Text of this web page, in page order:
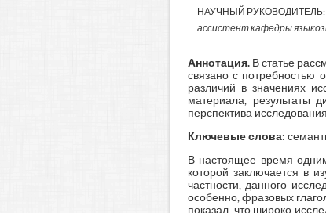
НАУЧНЫЙ РУКОВОДИТЕЛЬ:
ассистент кафедры
Аннотация.В статье
связано с потребностью
различий в значениях
материала, результаты
перспектива исследования.
Ключевые слова:
В настоящее время
которой заключается в
частности, данного
особенно, фразовых
показал, что широко